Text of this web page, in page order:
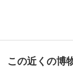
この近くの博